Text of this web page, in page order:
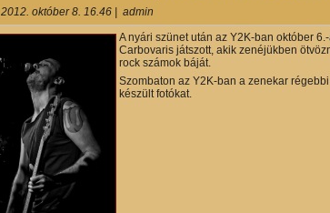
2012. október 8. 16.46 | admin
A nyári szünet után az Y2K-ban október
Carbovaris játszott, akik zenéjükben
rock számok báját.
Szombaton az Y2K-ban a zenekar
készült fotókat.